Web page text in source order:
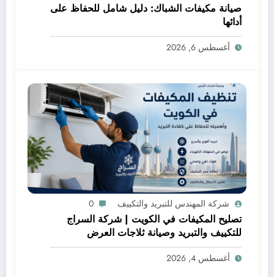
صيانة مكيفات الشباك: دليل شامل للحفاظ على
أدائها
أغسطس 6, 2026
شركة المهندس للتبريد والتكييف 0
تصليح المكيفات في الكويت | شركة السراج
للتكييف والتبريد وصيانة ثلاجات العرض
أغسطس 4, 2026